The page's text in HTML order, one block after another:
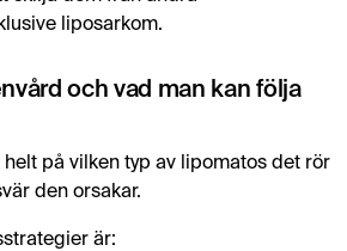
liposarkom.
och vad man kan följa
på vilken typ av lipomatos det rör
den orsakar.
är: